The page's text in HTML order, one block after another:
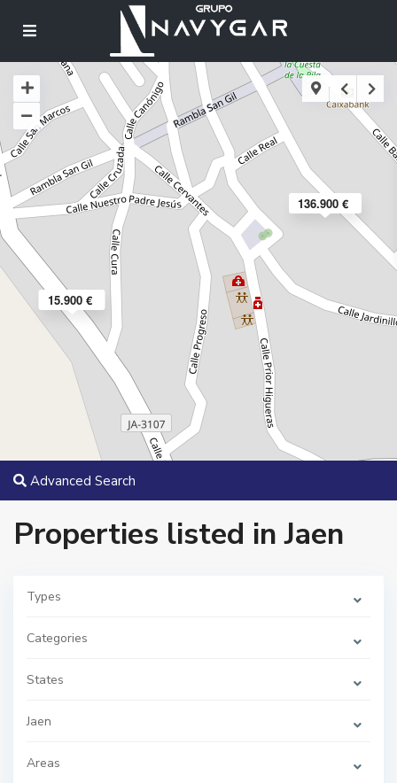
15.900 €
136.900 €
Advanced Search
Properties listed in Jaen
Types
Categories
States
Jaen
Areas
C
t